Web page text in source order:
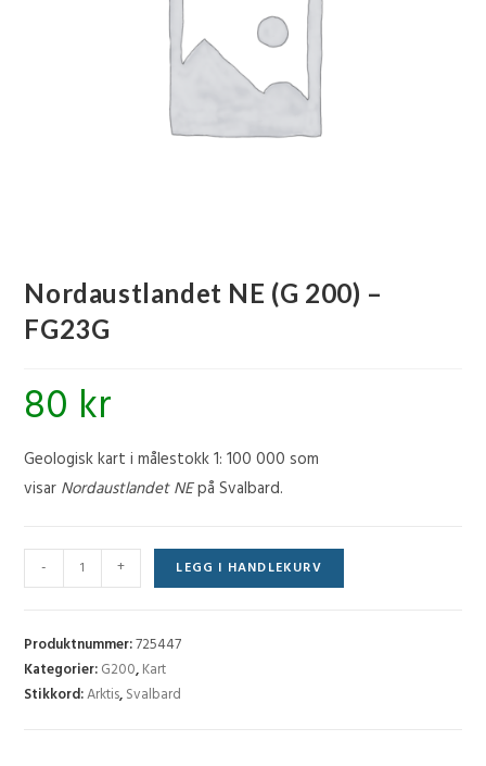
Nordaustlandet NE (G 200) –
FG23G
80 kr
Geologisk kart i målestokk 1: 100 000 som
visar Nordaustlandet NEpå Svalbard.
Nordaustlandet
NE
200)
-
FG23G
- + LEGG I HANDLEKURV
Produktnummer:725447
Kategorier:G200,Kart
Stikkord:Arktis,Svalbard